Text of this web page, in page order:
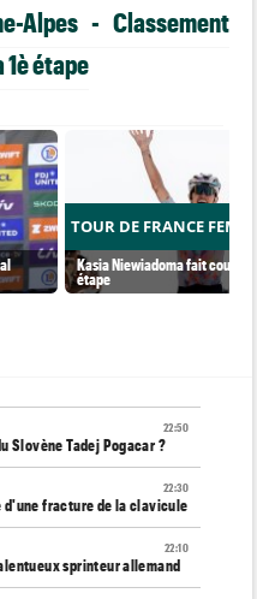
Alpes - Classement
étape
TOUR DE FRANCE
Kasia Niewiadoma fait coup
étape
22:50
Slovène Tadej Pogacar ?
22:30
fracture de la clavicule
22:10
sprinteur allemand